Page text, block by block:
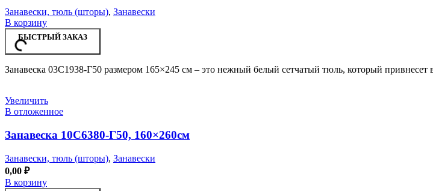
Занавески, тюль (шторы), Занавески
В корзину
БЫСТРЫЙ ЗАКАЗ
Занавеска 03С1938-Г50 размером 165×245 см – это нежный белый сетчатый тюль, который привнесет
Увеличить
В отложенное
Занавеска 10С6380-Г50, 160×260см
Занавески, тюль (шторы), Занавески
0,00 ₽
В корзину